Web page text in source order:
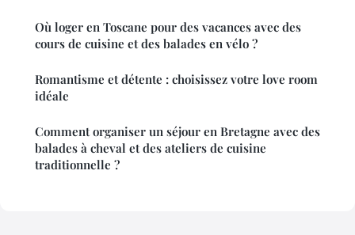
Où loger en Toscane pour des vacances avec des
cours de cuisine et des balades en vélo ?
Romantisme et détente : choisissez votre love room
idéale
Comment organiser un séjour en Bretagne avec des
balades à cheval et des ateliers de cuisine
traditionnelle ?